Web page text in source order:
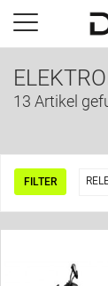
13 Artikel
FILTER